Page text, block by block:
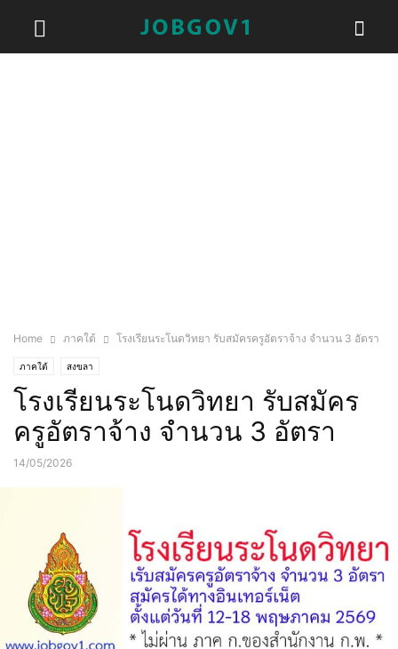
Home ภาคใต้ โรงเรียนระโนดวิทยา รับสมัครครูอัตราจ้าง จำนวน 3 อัตรา
ภาคใต้ สงขลา
โรงเรียนระโนดวิทยา รับสมัคร
ครูอัตราจ้าง จำนวน 3 อัตรา
14/05/2026